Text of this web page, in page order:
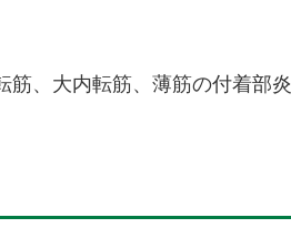
筋、大内転筋、薄筋の付着部炎